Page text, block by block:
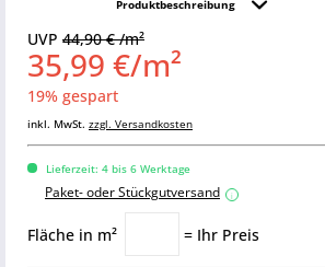
Produktbeschreibung
UVP 44,90 € /m²
35,99 €/m²
19% gespart
inkl. MwSt. zzgl. Versandkosten
Lieferzeit: 4 bis 6 Werktage
Paket- oder Stückgutversand i
Fläche in m² = Ihr Preis